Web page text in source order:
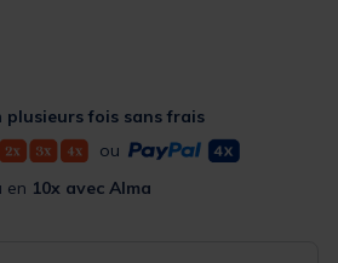
plusieurs fois sans frais
ou
ou en 10x avec Alma